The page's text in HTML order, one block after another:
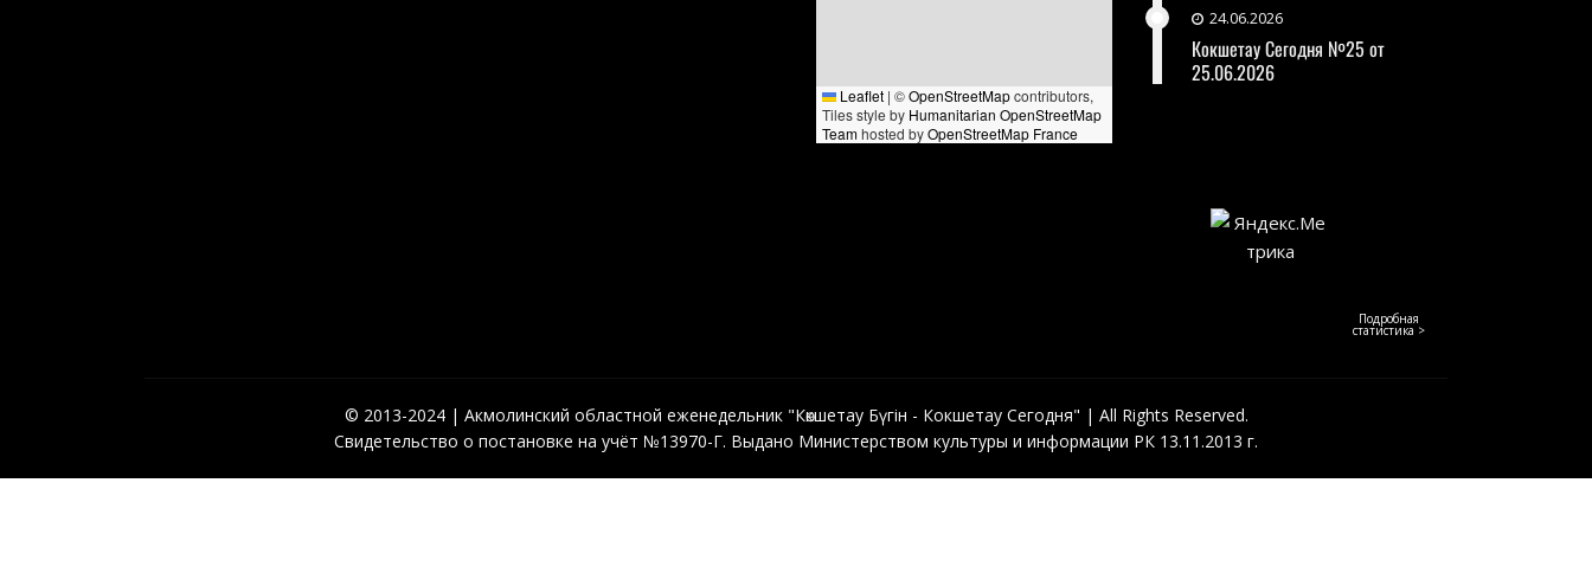
Leaflet | ©OpenStreetMapcontributors,
Tiles style by Humanitarian OpenStreetMap
Teamhosted byOpenStreetMap France
24.06.2026
Кокшетау Сегодня №25 от
25.06.2026
Подробная
статистика >
© 2013-2024 | Акмолинский областной еженедельник "Көкшетау Бүгін - Кокшетау Сегодня" | All Rights Reserved.
Свидетельство о постановке на учёт №13970-Г. Выдано Министерством культуры и информации РК 13.11.2013 г.